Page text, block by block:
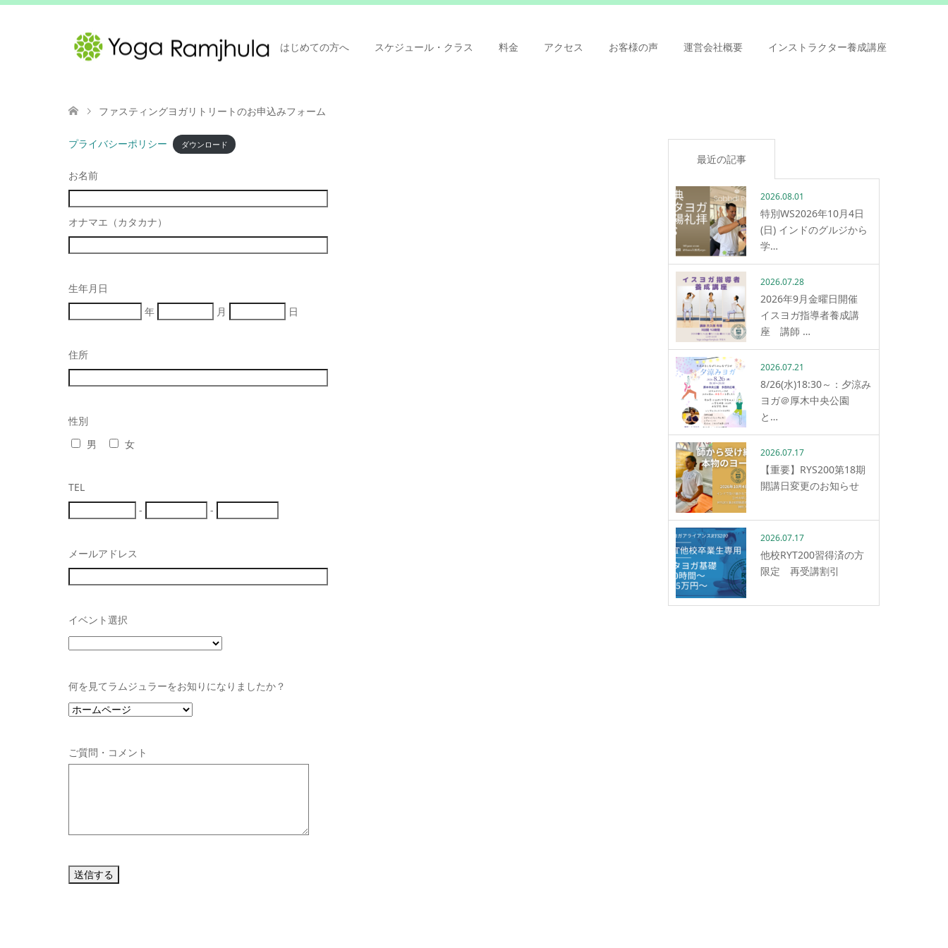
はじめての方へ スケジュール・クラス 料金 アクセス お客様の声 運営会社概要 インストラクター養成講座
ファスティングヨガリトリートのお申込みフォーム
プライバシーポリシー ダウンロード
お名前
オナマエ（カタカナ）
生年月日
年
月 日
住所
性別
男
女
TEL
-
-
メールアドレス
イベント選択
何を見てラムジュラーをお知りになりましたか？
ご質問・コメント
最近の記事
2026.08.01
特別WS2026年10月4日
(日) インドのグルジから
学…
2026.07.28
2026年9月金曜日開催
イスヨガ指導者養成講
座 講師 …
2026.07.21
8/26(水)18:30～：夕涼み
ヨガ＠厚木中央公園
と…
2026.07.17
【重要】RYS200第18期
開講日変更のお知らせ
2026.07.17
他校RYT200習得済の方
限定 再受講割引